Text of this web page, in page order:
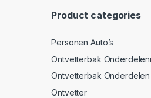
Product categories
Personen Auto’s
Ontvetterbak
Ontvetterbak Onderdelen
Ontvetter